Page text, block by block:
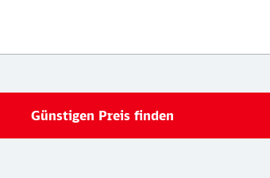
Günstigen Preis finden